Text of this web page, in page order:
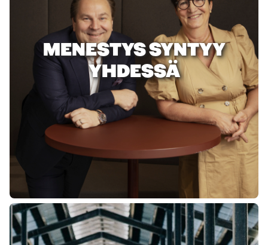
MENESTYS SYNTYY
YHDESSÄ